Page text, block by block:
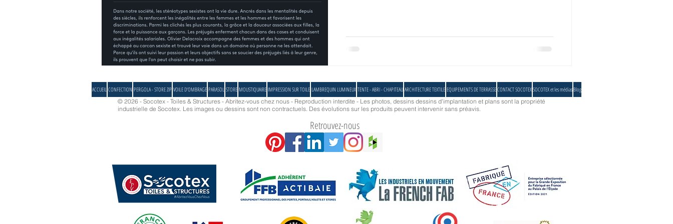
ACCUEIL CONFECTION PERGOLA - STORE ZIP VOILE D'OMBRAGE PARASOL STORE MOUSTIQUAIRE IMPRESSION SUR TOILE LAMBREQUIN LUMINEUX TENTE - ABRI - CHAPITEAU ARCHITECTURE TEXTILE EQUIPEMENTS DE TERRASSECONTACT SOCOTEXSOCOTEX et les médiasBlog
© 2026 - Socotex - Toiles & Structures - Abritez-vous chez nous - Reproduction interdite - Les photos, dessins dessins d'implantation et plans sont la propriété
industrielle de Socotex. Les images ou dessins sont non contractuels. Des évolutions sur les produits peuvent intervenir sans préavis.
Retrouvez-nous